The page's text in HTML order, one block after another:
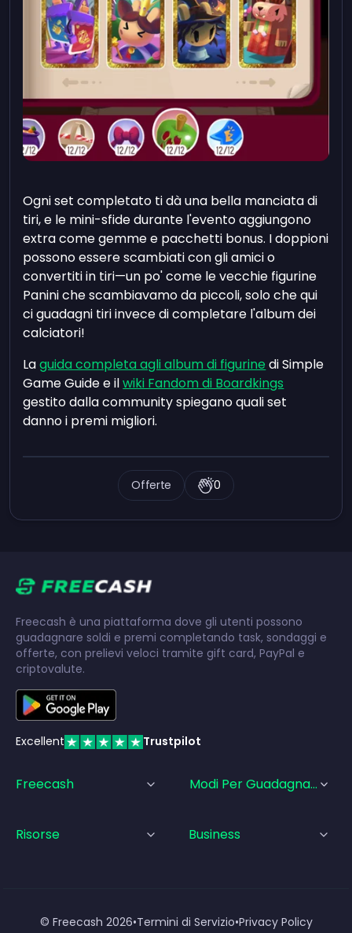
Ogni set completato ti dà una bella manciata di
tiri, e le mini-sfide durante l'evento aggiungono
extra come gemme e pacchetti bonus. I doppioni
possono essere scambiati con gli amici o
convertiti in tiri—un po' come le vecchie figurine
Panini che scambiavamo da piccoli, solo che qui
ci guadagni tiri invece di completare l'album dei
calciatori!
Laguida completa agli album di figurine di Simple
Game Guide e ilwiki Fandom di Boardkings
gestito dalla community spiegano quali set
danno i premi migliori.
Offerte 0
Freecash è una piattaforma dove gli utenti possono
guadagnare soldi e premi completando task, sondaggi e
offerte, con prelievi veloci tramite gift card, PayPal e
criptovalute.
Excellent Trustpilot
Freecash Modi Per Guadagnare
Risorse Business
© Freecash 2026•Termini di Servizio•Privacy Policy